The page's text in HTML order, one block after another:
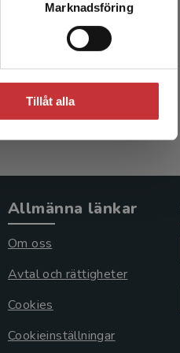
Marknadsföring
Tillåt alla
Allmänna länkar
Om oss
Avtal och rättigheter
Cookies
Cookieinställningar